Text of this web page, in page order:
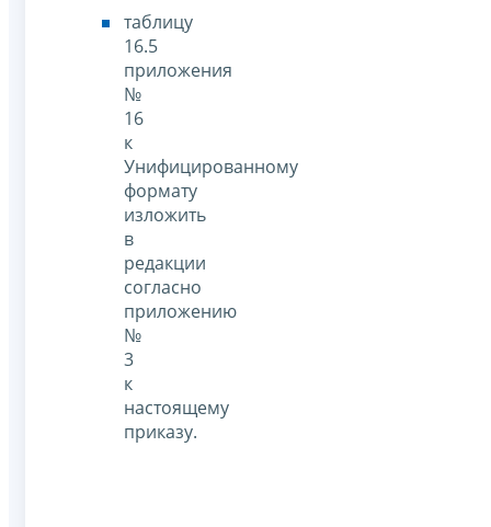
таблицу
16.5
приложения
№
16
к
Унифицированному
формату
изложить
в
редакции
согласно
приложению
№
3
к
настоящему
приказу.